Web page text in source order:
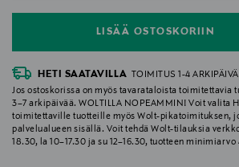
LISÄÄ OSTOSKORIIN
HETI SAATAVILLA
TOIMITUS 1-4
Jos ostoskorissa on myös tavarataloista toimitettavia
3–7 arkipäivää. WOLTILLA NOPEAMMIN! Voit valita
toimitettaville tuotteille myös Wolt-pikatoimituksen,
palvelualueen sisällä. Voit tehdä Wolt-tilauksia
18.30, la 10–17.30 ja su 12–16.30, tuotteen minimiarvo